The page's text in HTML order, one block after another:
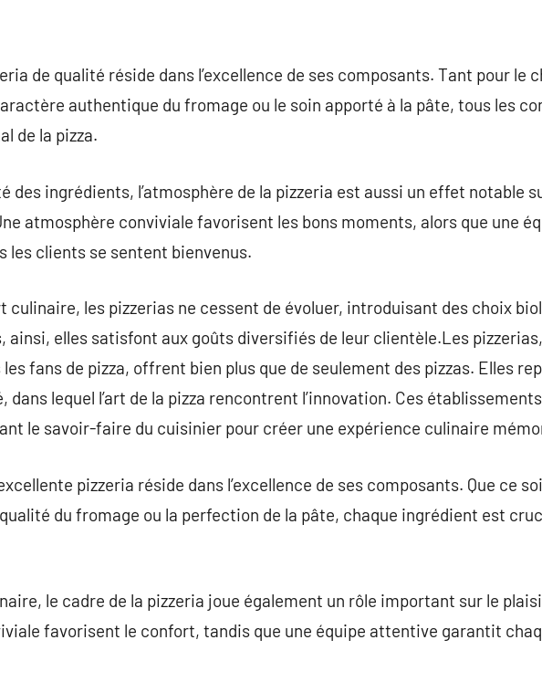
de qualité réside dans l’excellence de ses composants. Tant pour le
authentique du fromage ou le soin apporté à la pâte, tous les
de la pizza.
des ingrédients, l’atmosphère de la pizzeria est aussi un effet notable
atmosphère conviviale favorisent les bons moments, alors que une
clients se sentent bienvenus.
culinaire, les pizzerias ne cessent de évoluer, introduisant des choix
ainsi, elles satisfont aux goûts diversifiés de leur clientèle.Les
fans de pizza, offrent bien plus que de seulement des pizzas. Elles
dans lequel l’art de la pizza rencontrent l’innovation. Ces
le savoir-faire du cuisinier pour créer une expérience culinaire
pizzeria réside dans l’excellence de ses composants. Que ce
du fromage ou la perfection de la pâte, chaque ingrédient est
le cadre de la pizzeria joue également un rôle important sur le
favorisent le confort, tandis que une équipe attentive garantit